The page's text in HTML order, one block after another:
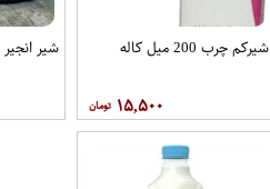
شیرکم چرب 200 میل کاله
۱۵,۵۰۰
شیر انجیر